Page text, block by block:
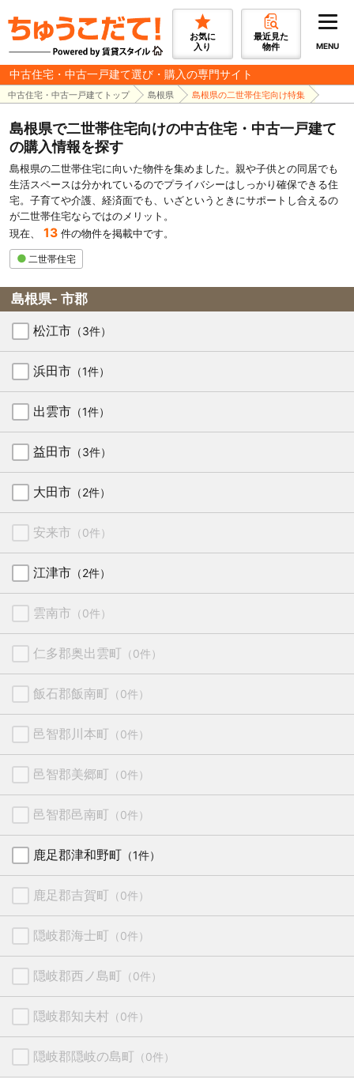
お気に
入り
最近見た
物件
MENU
中古住宅・中古一戸建て選び・購入の専門サイト
中古住宅・中古一戸建てトップ 島根県 島根県の二世帯住宅向け特集
島根県で二世帯住宅向けの中古住宅・中古一戸建て
の購入情報を探す
島根県の二世帯住宅に向いた物件を集めました。親や子供との同居でも
生活スペースは分かれているのでプライバシーはしっかり確保できる住
宅。子育てや介護、経済面でも、いざというときにサポートし合えるの
が二世帯住宅ならではのメリット。
現在、 13 件の物件を掲載中です。
二世帯住宅
島根県- 市郡
松江市 （3件）
浜田市 （1件）
出雲市 （1件）
益田市 （3件）
大田市 （2件）
安来市 （0件）
江津市 （2件）
雲南市 （0件）
仁多郡奥出雲町 （0件）
飯石郡飯南町 （0件）
邑智郡川本町 （0件）
邑智郡美郷町 （0件）
邑智郡邑南町 （0件）
鹿足郡津和野町 （1件）
鹿足郡吉賀町 （0件）
隠岐郡海士町 （0件）
隠岐郡西ノ島町 （0件）
隠岐郡知夫村 （0件）
隠岐郡隠岐の島町 （0件）